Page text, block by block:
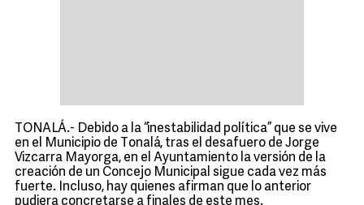
TONALÁ.- Debido a la “inestabilidad política” que se vive
en el Municipio de Tonalá, tras el desafuero de Jorge
Vizcarra Mayorga, en el Ayuntamiento la versión de la
creación de un Concejo Municipal sigue cada vez más
fuerte. Incluso, hay quienes afirman que lo anterior
pudiera concretarse a finales de este mes.